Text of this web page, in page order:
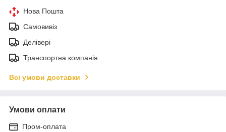
Нова Пошта
Самовивіз
Делівері
Транспортна компанія
Всі умови доставки
Умови оплати
Пром-оплата